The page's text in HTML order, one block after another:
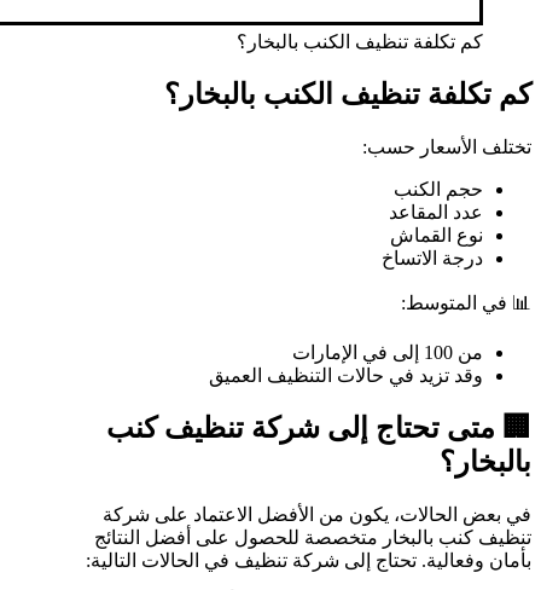
كم تكلفة تنظيف الكنب بالبخار؟
كم تكلفة تنظيف الكنب بالبخار؟
تختلف الأسعار حسب:
حجم الكنب
عدد المقاعد
نوع القماش
درجة الاتساخ
📊 في المتوسط:
من 100 إلى في الإمارات
وقد تزيد في حالات التنظيف العميق
🏢 متى تحتاج إلى شركة تنظيف كنب
بالبخار؟
في بعض الحالات، يكون من الأفضل الاعتماد على شركة
تنظيف كنب بالبخار متخصصة للحصول على أفضل النتائج
بأمان وفعالية. تحتاج إلى شركة تنظيف في الحالات التالية: